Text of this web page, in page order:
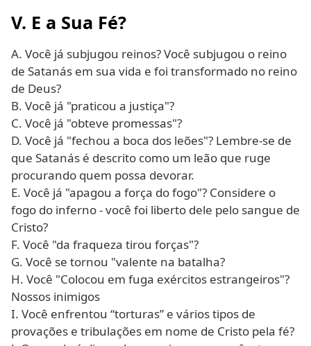
V. E a Sua Fé?
A. Você já subjugou reinos? Você subjugou o reino
de Satanás em sua vida e foi transformado no reino
de Deus?
B. Você já "praticou a justiça"?
C. Você já "obteve promessas"?
D. Você já "fechou a boca dos leões"? Lembre-se de
que Satanás é descrito como um leão que ruge
procurando quem possa devorar.
E. Você já "apagou a força do fogo"? Considere o
fogo do inferno - você foi liberto dele pelo sangue de
Cristo?
F. Você "da fraqueza tirou forças"?
G. Você se tornou "valente na batalha?
H. Você "Colocou em fuga exércitos estrangeiros"?
Nossos inimigos
I. Você enfrentou “torturas” e vários tipos de
provações e tribulações em nome de Cristo pela fé?